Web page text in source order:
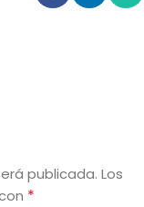
publicada. Los
*